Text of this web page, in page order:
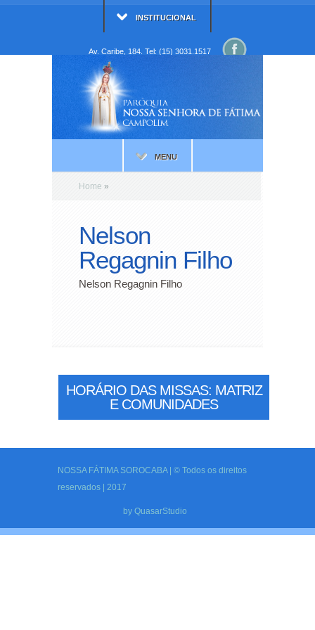
INSTITUCIONAL
Av. Caribe, 184. Tel: (15) 3031.1517
MENU
Home »
Nelson
Regagnin Filho
Nelson Regagnin Filho
HORÁRIO DAS MISSAS: MATRIZ
E COMUNIDADES
NOSSA FÁTIMA SOROCABA | © Todos os direitos
reservados | 2017
by QuasarStudio